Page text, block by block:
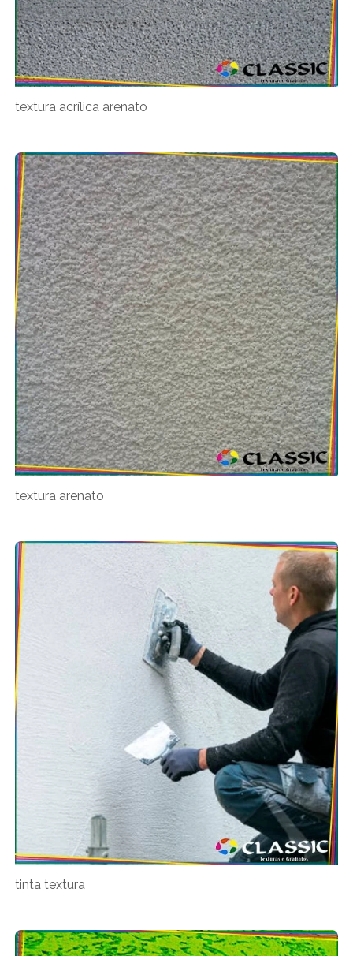
textura acrílica arenato
textura arenato
tinta textura